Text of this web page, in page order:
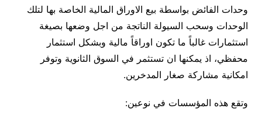
وحدات الفائض بواسطة بيع الاوراق المالية الخاصة بها لتلك
الوحدات وسحب السيولة الناتجة من اجل وضعها بصيغة
استثمارات غالباً ما تكون اوراقاً مالية وبشكل استثمار
محفظي، اذ يمكنها ان تستثمر في السوق الثانوية وتوفر
امكانية مشاركة صغار المدخرين.
وتقع هذه المؤسسات في نوعين: